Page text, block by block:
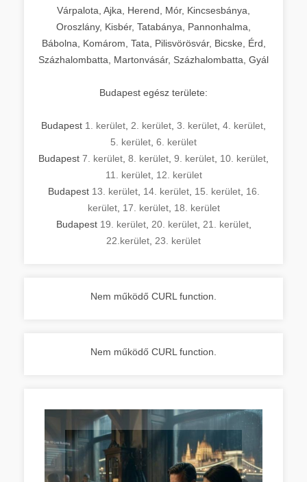
Várpalota, Ajka, Herend, Mór, Kincsesbánya,
Oroszlány, Kisbér, Tatabánya, Pannonhalma,
Bábolna, Komárom, Tata, Pilisvörösvár, Bicske, Érd,
Százhalombatta, Martonvásár, Százhalombatta, Gyál
Budapest egész területe:
Budapest 1. kerület 2. kerület 3. kerület 4. kerület
5. kerület 6. kerület
Budapest 7. kerület 8. kerület 9. kerület 10. kerület
11. kerület, 12. kerület
Budapest 13. kerület, 14. kerület, 15. kerület, 16.
kerület, 17. kerület, 18. kerület
Budapest 19. kerület, 20. kerület, 21. kerület,
22.kerület 23. kerület
Nem működő CURL function.
Nem működő CURL function.